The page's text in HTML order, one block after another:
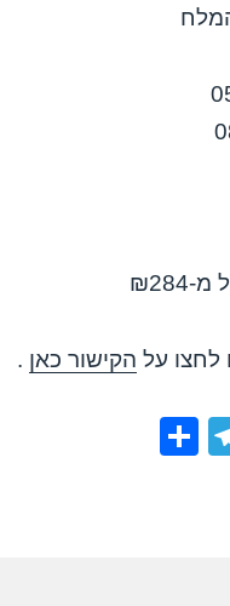
לחצו על הקישור כאן .
T